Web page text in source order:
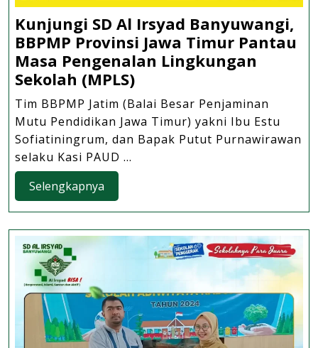
Kunjungi SD Al Irsyad Banyuwangi,
BBPMP Provinsi Jawa Timur Pantau
Masa Pengenalan Lingkungan
Sekolah (MPLS)Kunjungi
SD
Al
Irsyad
Banyuwangi,
Jawa
Timur
Pantau
Masa
Pengenalan
Lingkungan
Sekolah
(MPLS)
Tim BBPMP Jatim (Balai Besar Penjaminan
Mutu Pendidikan Jawa Timur) yakni Ibu Estu
Sofiatiningrum, dan Bapak Putut Purnawirawan
selaku Kasi PAUD ...
Selengkapnya